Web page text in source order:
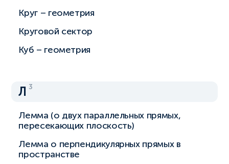
Круг – геометрия
Круговой сектор
Куб – геометрия
Л 3
Лемма (о двух параллельных прямых,
пересекающих плоскость)
Лемма о перпендикулярных прямых в
пространстве